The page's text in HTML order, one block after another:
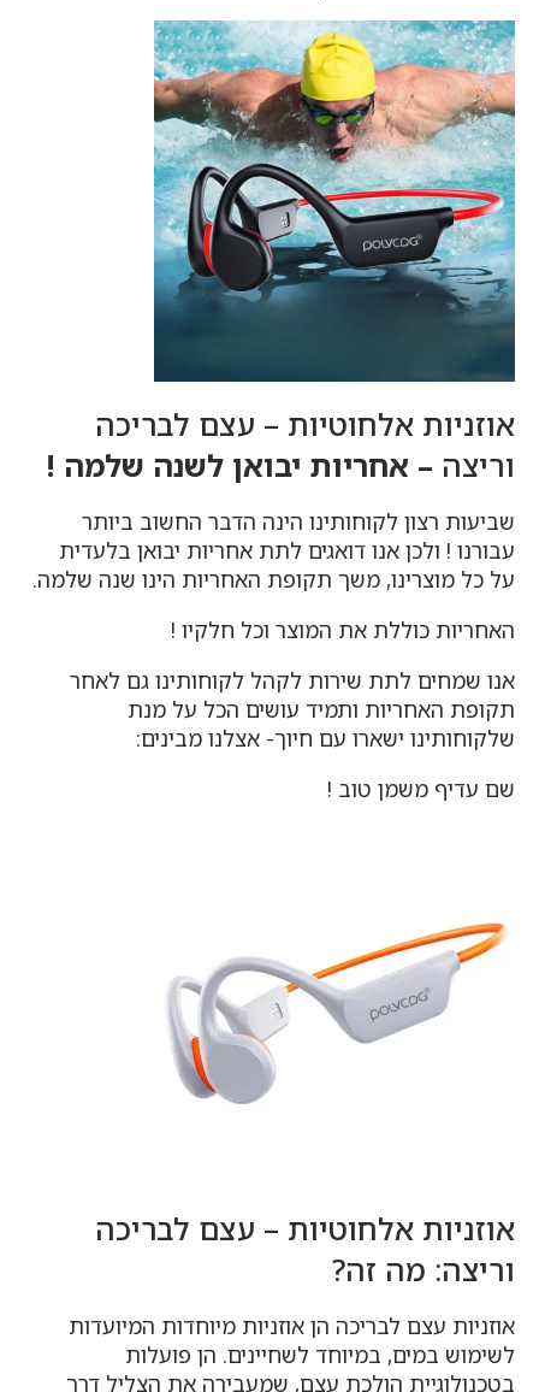
אוזניות אלחוטיות – עצם לבריכה
וריצה – אחריות יבואן לשנה שלמה !
שביעות רצון לקוחותינו הינה הדבר החשוב ביותר
עבורנו ! ולכן אנו דואגים לתת אחריות יבואן בלעדית
על כל מוצרינו, משך תקופת האחריות הינו שנה שלמה.
האחריות כוללת את המוצר וכל חלקיו !
אנו שמחים לתת שירות לקהל לקוחותינו גם לאחר
תקופת האחריות ותמיד עושים הכל על מנת
שלקוחותינו ישארו עם חיוך- אצלנו מבינים:
שם עדיף משמן טוב !
אוזניות אלחוטיות – עצם לבריכה
וריצה: מה זה?
אוזניות עצם לבריכה הן אוזניות מיוחדות המיועדות
לשימוש במים, במיוחד לשחיינים. הן פועלות
בטכנולוגיית הולכת עצם, שמעבירה את הצליל דרך